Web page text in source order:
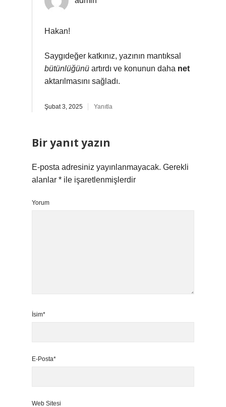
Hakan!
Saygıdeğer katkınız, yazının mantıksal
bütünlüğünü artırdı ve konunun daha net
aktarılmasını sağladı.
Şubat 3, 2025 Yanıtla
Bir yanıt yazın
E-posta adresiniz yayınlanmayacak. Gerekli
alanlar * ile işaretlenmişlerdir
Yorum
İsim*
E-Posta*
Web Sitesi